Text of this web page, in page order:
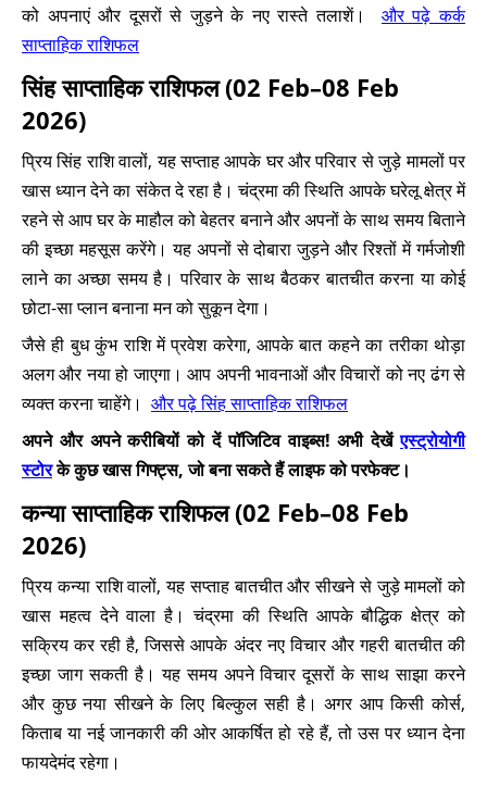
को अपनाएं और दूसरों से जुड़ने के नए रास्ते तलाशें। और पढ़े कर्क
साप्ताहिक राशिफल
सिंह साप्ताहिक राशिफल (02 Feb–08 Feb
2026)
प्रिय सिंह राशि वालों, यह सप्ताह आपके घर और परिवार से जुड़े मामलों पर
खास ध्यान देने का संकेत दे रहा है। चंद्रमा की स्थिति आपके घरेलू क्षेत्र में
रहने से आप घर के माहौल को बेहतर बनाने और अपनों के साथ समय बिताने
की इच्छा महसूस करेंगे। यह अपनों से दोबारा जुड़ने और रिश्तों में गर्मजोशी
लाने का अच्छा समय है। परिवार के साथ बैठकर बातचीत करना या कोई
छोटा-सा प्लान बनाना मन को सुकून देगा।
जैसे ही बुध कुंभ राशि में प्रवेश करेगा, आपके बात कहने का तरीका थोड़ा
अलग और नया हो जाएगा। आप अपनी भावनाओं और विचारों को नए ढंग से
व्यक्त करना चाहेंगे। और पढ़े सिंह साप्ताहिक राशिफल
अपने और अपने करीबियों को दें पॉजिटिव वाइब्स! अभी देखेंएस्ट्रोयोगी
स्टोरके कुछ खास गिफ्ट्स, जो बना सकते हैं लाइफ को परफेक्ट।
कन्या साप्ताहिक राशिफल (02 Feb–08 Feb
2026)
प्रिय कन्या राशि वालों, यह सप्ताह बातचीत और सीखने से जुड़े मामलों को
खास महत्व देने वाला है। चंद्रमा की स्थिति आपके बौद्धिक क्षेत्र को
सक्रिय कर रही है, जिससे आपके अंदर नए विचार और गहरी बातचीत की
इच्छा जाग सकती है। यह समय अपने विचार दूसरों के साथ साझा करने
और कुछ नया सीखने के लिए बिल्कुल सही है। अगर आप किसी कोर्स,
किताब या नई जानकारी की ओर आकर्षित हो रहे हैं, तो उस पर ध्यान देना
फायदेमंद रहेगा।